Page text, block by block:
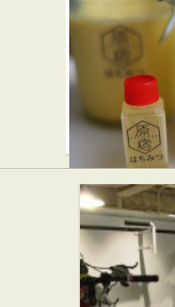
コロンバ
ン ★☆☆
カフェ・喫茶店
スイーツ